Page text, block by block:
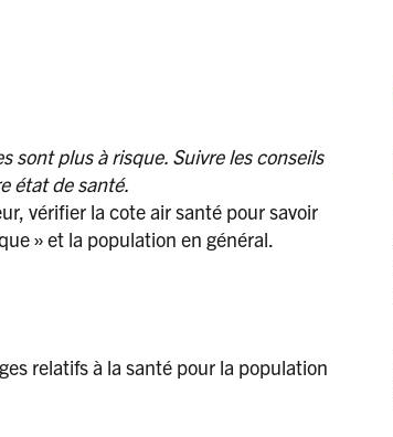
sont plus à risque. Suivre les conseils
état de santé.
vérifier la cote air santé pour savoir
» et la population en général.
relatifs à la santé pour la population